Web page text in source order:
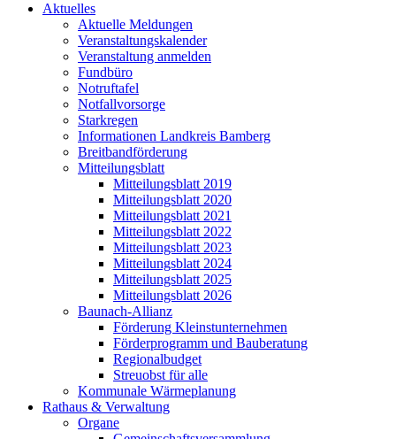
Aktuelles
Aktuelle Meldungen
Veranstaltungskalender
Veranstaltung anmelden
Fundbüro
Notruftafel
Notfallvorsorge
Starkregen
Informationen Landkreis Bamberg
Breitbandförderung
Mitteilungsblatt
Mitteilungsblatt 2019
Mitteilungsblatt 2020
Mitteilungsblatt 2021
Mitteilungsblatt 2022
Mitteilungsblatt 2023
Mitteilungsblatt 2024
Mitteilungsblatt 2025
Mitteilungsblatt 2026
Baunach-Allianz
Förderung Kleinstunternehmen
Förderprogramm und Bauberatung
Regionalbudget
Streuobst für alle
Kommunale Wärmeplanung
Rathaus & Verwaltung
Organe